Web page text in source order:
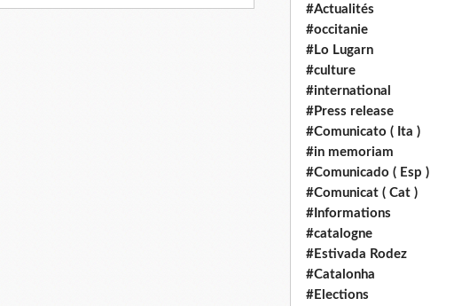
#Actualités
#occitanie
#Lo Lugarn
#culture
#international
#Press release
#Comunicato ( Ita )
#in memoriam
#Comunicado ( Esp )
#Comunicat ( Cat )
#Informations
#catalogne
#Estivada Rodez
#Catalonha
#Elections